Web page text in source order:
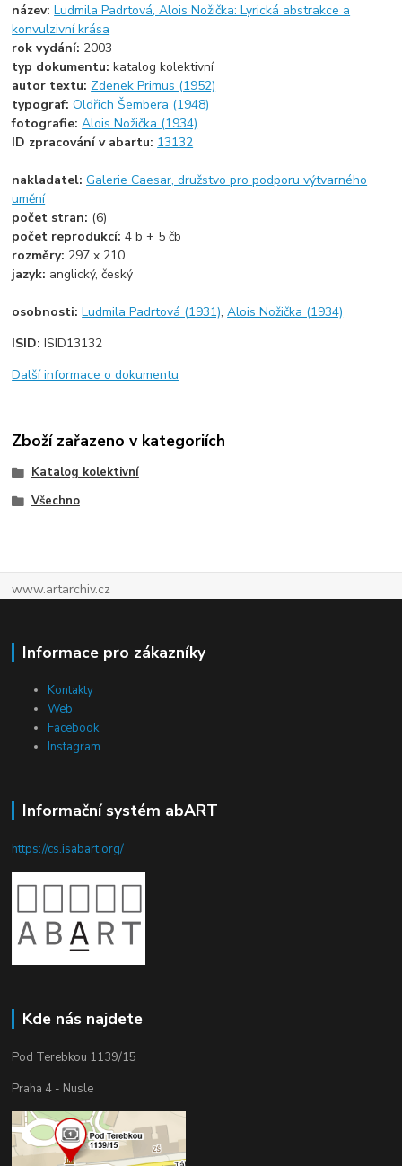
název:Ludmila Padrtová, Alois Nožička: Lyrická abstrakce a
konvulzivní krása
rok vydání: 2003
typ dokumentu:katalog kolektivní
autor textu: Zdenek Primus (1952)
typograf:Oldřich Šembera (1948)
fotografie:Alois Nožička (1934)
ID zpracování v abartu: 13132
nakladatel:Galerie Caesar, družstvo pro podporu výtvarného
umění
počet stran: (6)
počet reprodukcí:4 b + 5 čb
rozměry: 297 x 210
jazyk: anglický, český
osobnosti:Ludmila Padrtová (1931),Alois Nožička (1934)
ISID:ISID13132
Další informace o dokumentu
Zboží zařazeno v kategoriích
Katalog kolektivní
Všechno
www.artarchiv.cz
Informace pro zákazníky
Kontakty
Web
Facebook
Instagram
Informační systém abART
https://cs.isabart.org/
Kde nás najdete
Pod Terebkou 1139/15
Praha 4 - Nusle